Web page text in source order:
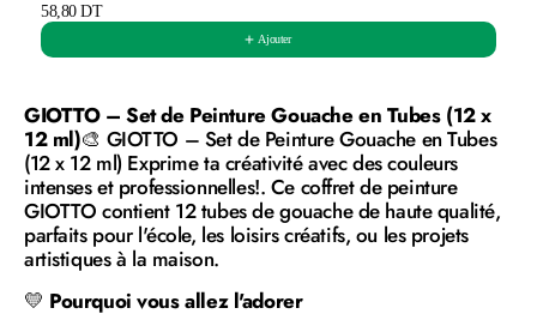
58,80 DT
Ajouter
GIOTTO – Set de Peinture Gouache en Tubes (12 x
12 ml)🎨 GIOTTO – Set de Peinture Gouache en Tubes
(12 x 12 ml) Exprime ta créativité avec des couleurs
intenses et professionnelles!. Ce coffret de peinture
GIOTTO contient 12 tubes de gouache de haute qualité,
parfaits pour l'école, les loisirs créatifs, ou les projets
artistiques à la maison.
💛 Pourquoi vous allez l'adorer